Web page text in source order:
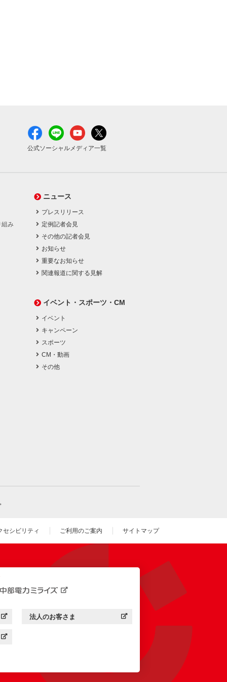
公式ソーシャルメディア一覧
組み
ニュース
プレスリリース
定例記者会見
その他の記者会見
お知らせ
重要なお知らせ
関連報道に関する見解
イベント・スポーツ・CM
イベント
キャンペーン
スポーツ
CM・動画
その他
セシビリティ ご利用のご案内 サイトマップ
中部電力ミライズ：
法人のお客さま
（新しいウィンドウを開きます）